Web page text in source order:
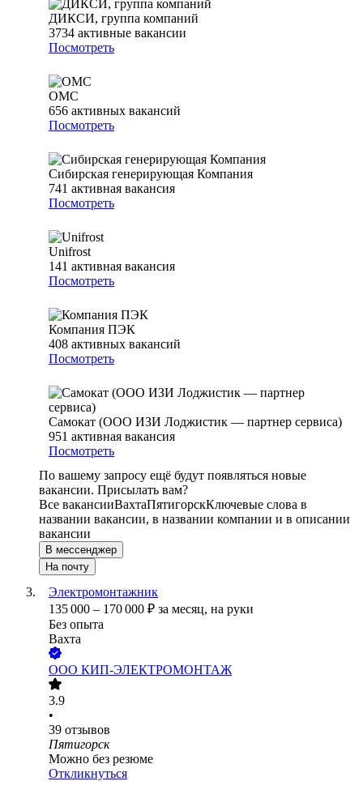
ДИКСИ, группа компаний
3734 активные вакансии
Посмотреть
ОМС
656 активных вакансий
Посмотреть
Сибирская генерирующая Компания
741 активная вакансия
Посмотреть
Unifrost
141 активная вакансия
Посмотреть
Компания ПЭК
408 активных вакансий
Посмотреть
Самокат (ООО ИЗИ Лоджистик — партнер сервиса)
951 активная вакансия
Посмотреть
По вашему запросу ещё будут появляться новые
вакансии. Присылать вам?
Все вакансииВахтаПятигорскКлючевые слова в
названии вакансии, в названии компании и в описании
вакансии
В мессенджер
На почту
Электромонтажник
135 000 – 170 000 ₽ за месяц, на руки
Без опыта
Вахта
ООО КИП-ЭЛЕКТРОМОНТАЖ
3.9
•
39 отзывов
Пятигорск
Можно без резюме
Откликнуться